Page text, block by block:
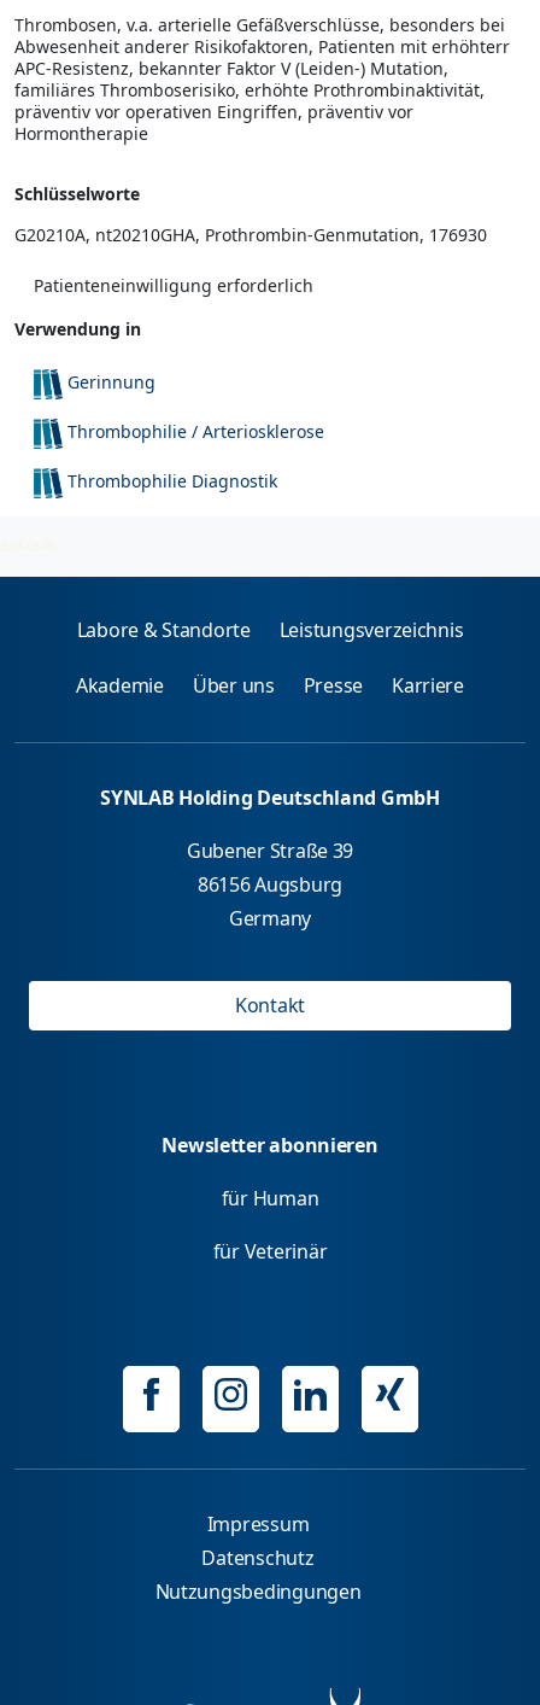
Thrombosen, v.a. arterielle Gefäßverschlüsse, besonders bei
Abwesenheit anderer Risikofaktoren, Patienten mit erhöhterr
APC-Resistenz, bekannter Faktor V (Leiden-) Mutation,
familiäres Thromboserisiko, erhöhte Prothrombinaktivität,
präventiv vor operativen Eingriffen, präventiv vor
Hormontherapie
Schlüsselworte
G20210A, nt20210GHA, Prothrombin-Genmutation, 176930
Patienteneinwilligung erforderlich
Verwendung in
Gerinnung
Thrombophilie / Arteriosklerose
Thrombophilie Diagnostik
2026-08-06
Labore & Standorte Leistungsverzeichnis
Akademie Über uns Presse Karriere
SYNLAB Holding Deutschland GmbH
Gubener Straße 39
86156 Augsburg
Germany
Kontakt
Newsletter abonnieren
für Human
für Veterinär
Impressum
Datenschutz
Nutzungsbedingungen